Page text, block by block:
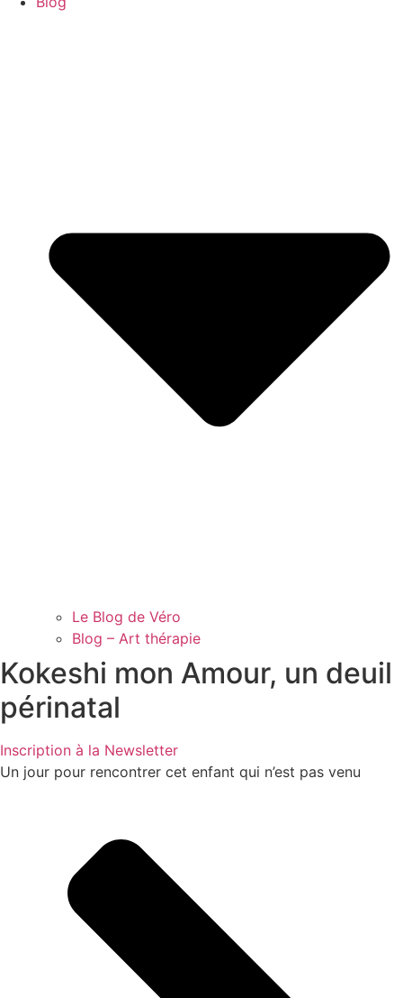
Le Blog de Véro
Blog – Art thérapie
Kokeshi mon Amour, un deuil
périnatal
Inscription à la Newsletter
Un jour pour rencontrer cet enfant qui n’est pas venu